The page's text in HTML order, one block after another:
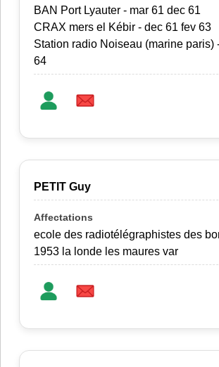
BAN Port Lyauter - mar 61 dec 61
CRAX mers el Kébir - dec 61 fev 63
Station radio Noiseau (marine paris)
64
PETIT Guy
ecole des radiotélégraphistes des
1953 la londe les maures var